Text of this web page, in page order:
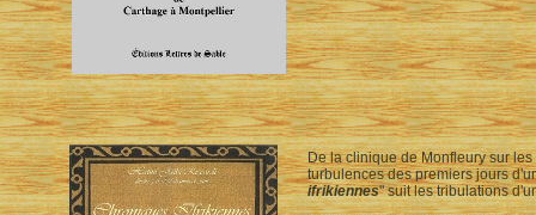
De la clinique de Monfleury sur
turbulences des premiers jours
ifrikiennes" suit les tribulations